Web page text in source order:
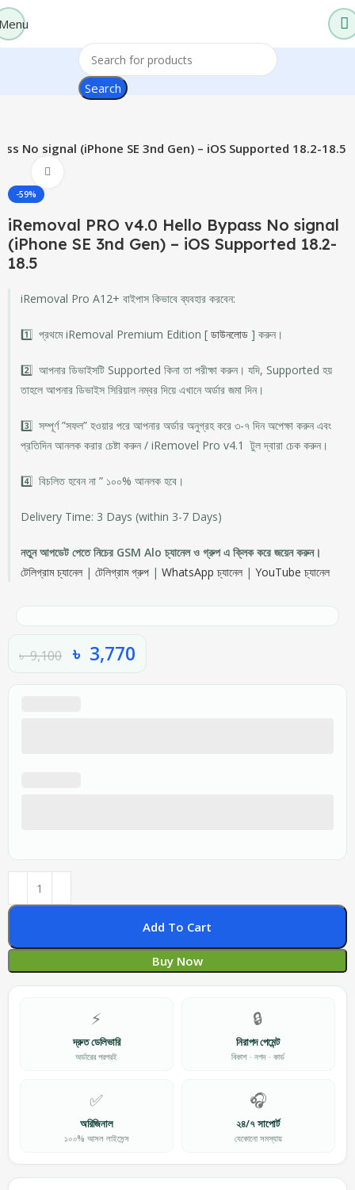
Search
No signal (iPhone SE 3nd Gen) – iOS Supported 18.2-18.5
-59%
iRemoval PRO v4.0 Hello Bypass No signal
(iPhone SE 3nd Gen) – iOS Supported 18.2-
18.5
iRemoval Pro A12+ বাইপাস কিভাবে ব্যবহার করবেন:
1️⃣ প্রথমে iRemoval Premium Edition [ ডাউনলোড ] করুন।
2️⃣ আপনার ডিভাইসটি Supported কিনা তা পরীক্ষা করুন। যদি, Supported হয়
তাহলে আপনার ডিভাইস সিরিয়াল নম্বর দিয়ে এখানে অর্ডার জমা দিন।
3️⃣ সম্পূর্ণ ”সফল” হওয়ার পরে আপনার অর্ডার অনুগ্রহ করে ৩-৭ দিন অপেক্ষা করুন এবং
প্রতিদিন আনলক করার চেষ্টা করুন / iRemovel Pro v4.1 টুল দ্বারা চেক করুন।
4️⃣ বিচলিত হবেন না ” ১০০% আনলক হবে।
Delivery Time: 3 Days (within 3-7 Days)
নতুন আপডেট পেতে নিচের GSM Alo চ্যানেল ও গ্রুপ এ ক্লিক করে জয়েন করুন।
টেলিগ্রাম চ্যানেল | টেলিগ্রাম গ্রুপ | WhatsApp চ্যানেল | YouTube চ্যানেল
৳9,100 ৳ 3,770
Add To Cart
Buy Now
⚡
দ্রুত ডেলিভারি
অর্ডারের পরপরই
🔒
নিরাপদ পেমেন্ট
বিকাশ · নগদ · কার্ড
✅
অরিজিনাল
১০০% আসল লাইসেন্স
🎧
২৪/৭ সাপোর্ট
যেকোনো সমস্যায়